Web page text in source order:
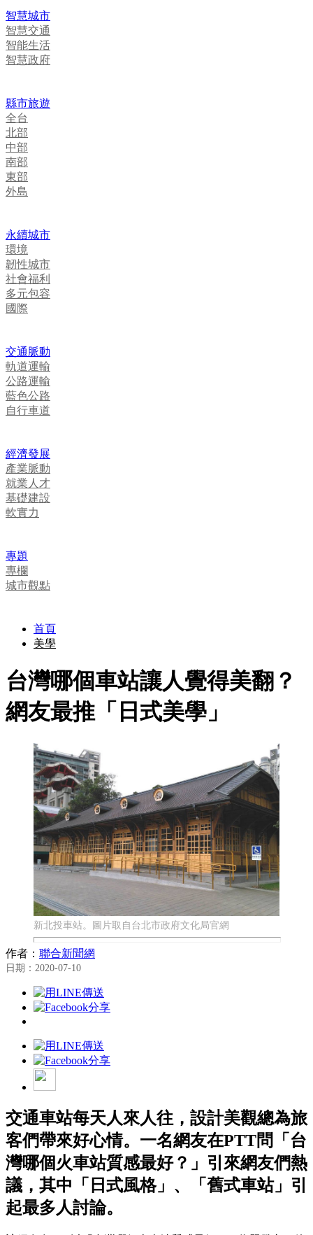
智慧城市
智慧交通
智能生活
智慧政府
縣市旅遊
全台
北部
中部
南部
東部
外島
永續城市
環境
韌性城市
社會福利
多元包容
國際
交通脈動
軌道運輸
公路運輸
藍色公路
自行車道
經濟發展
產業脈動
就業人才
基礎建設
軟實力
專題
專欄
城市觀點
首頁
美學
台灣哪個車站讓人覺得美翻？
網友最推「日式美學」
新北投車站。圖片取自台北市政府文化局官網
作者： 聯合新聞網
日期：2020-07-10
交通車站每天人來人往，設計美觀總為旅
客們帶來好心情。一名網友在PTT問「台
灣哪個火車站質感最好？」引來網友們熱
議，其中「日式風格」、「舊式車站」引
起最多人討論。